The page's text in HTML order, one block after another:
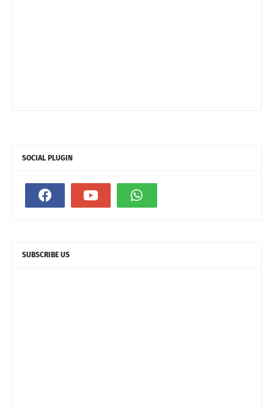
SOCIAL PLUGIN
SUBSCRIBE US